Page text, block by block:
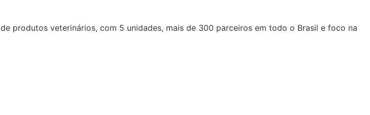
de produtos veterinários, com 5 unidades, mais de 300 parceiros em todo o Brasil e foco na